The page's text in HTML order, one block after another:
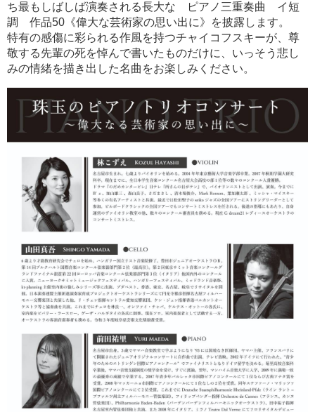
ち最もしばしば演奏される長大な ピアノ三重奏曲 イ短
調 作品50《偉大な芸術家の思い出に》を披露します。
特有の感傷に彩られる作風を持つチャイコフスキーが、尊
敬する先輩の死を悼んで書いたものだけに、いっそう悲し
みの情緒を描き出した名曲をお楽しみください。